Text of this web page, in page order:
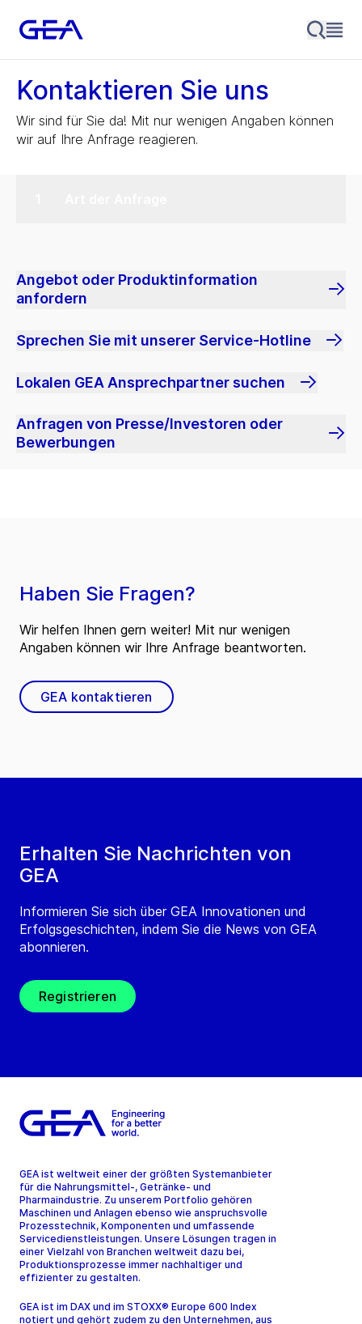
Kontaktieren Sie uns
Wir sind für Sie da! Mit nur wenigen Angaben können
wir auf Ihre Anfrage reagieren.
Angebot oder Produktinformation
anfordern
Sprechen Sie mit unserer Service-Hotline
Lokalen GEA Ansprechpartner suchen
Anfragen von Presse/Investoren oder
Bewerbungen
Erhalten Sie Nachrichten von
GEA
Informieren Sie sich über GEA Innovationen und
Erfolgsgeschichten, indem Sie die News von GEA
abonnieren.
Registrieren
Haben Sie Fragen?
Wir helfen Ihnen gern weiter! Mit nur wenigen
Angaben können wir Ihre Anfrage beantworten.
GEA kontaktieren
GEA ist weltweit einer der größten Systemanbieter
für die Nahrungsmittel-, Getränke- und
Pharmaindustrie. Zu unserem Portfolio gehören
Maschinen und Anlagen ebenso wie anspruchsvolle
Prozesstechnik, Komponenten und umfassende
Servicedienstleistungen. Unsere Lösungen tragen in
einer Vielzahl von Branchen weltweit dazu bei,
Produktionsprozesse immer nachhaltiger und
effizienter zu gestalten.
GEA ist im DAX und im STOXX® Europe 600 Index
notiert und gehört zudem zu den Unternehmen, aus